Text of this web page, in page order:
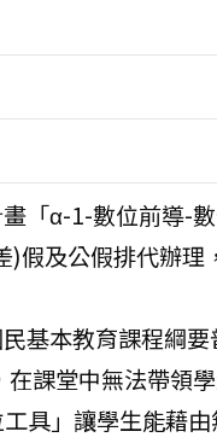
「α-1-數位前導-
假及公假排代辦理
基本教育課程綱
課堂中無法帶領
具」讓學生能藉